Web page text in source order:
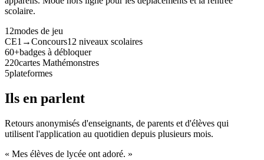
scolaire.
12modes de jeu
CE1→Concours12 niveaux scolaires
60+badges à débloquer
220cartes Mathémonstres
5plateformes
Ils en parlent
Retours anonymisés d'enseignants, de parents et d'élèves qui
utilisent l'application au quotidien depuis plusieurs mois.
« Mes élèves de lycée ont adoré. »